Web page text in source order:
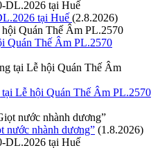
tại Huế (2.8.2026)
Quán Thế Âm PL.2570
Lễ hội Quán Thế Âm PL.2570
nước nhành dương” (1.8.2026)